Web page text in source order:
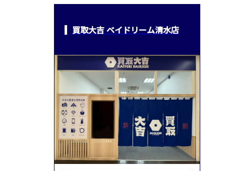
買取大吉 ベイドリーム清水店